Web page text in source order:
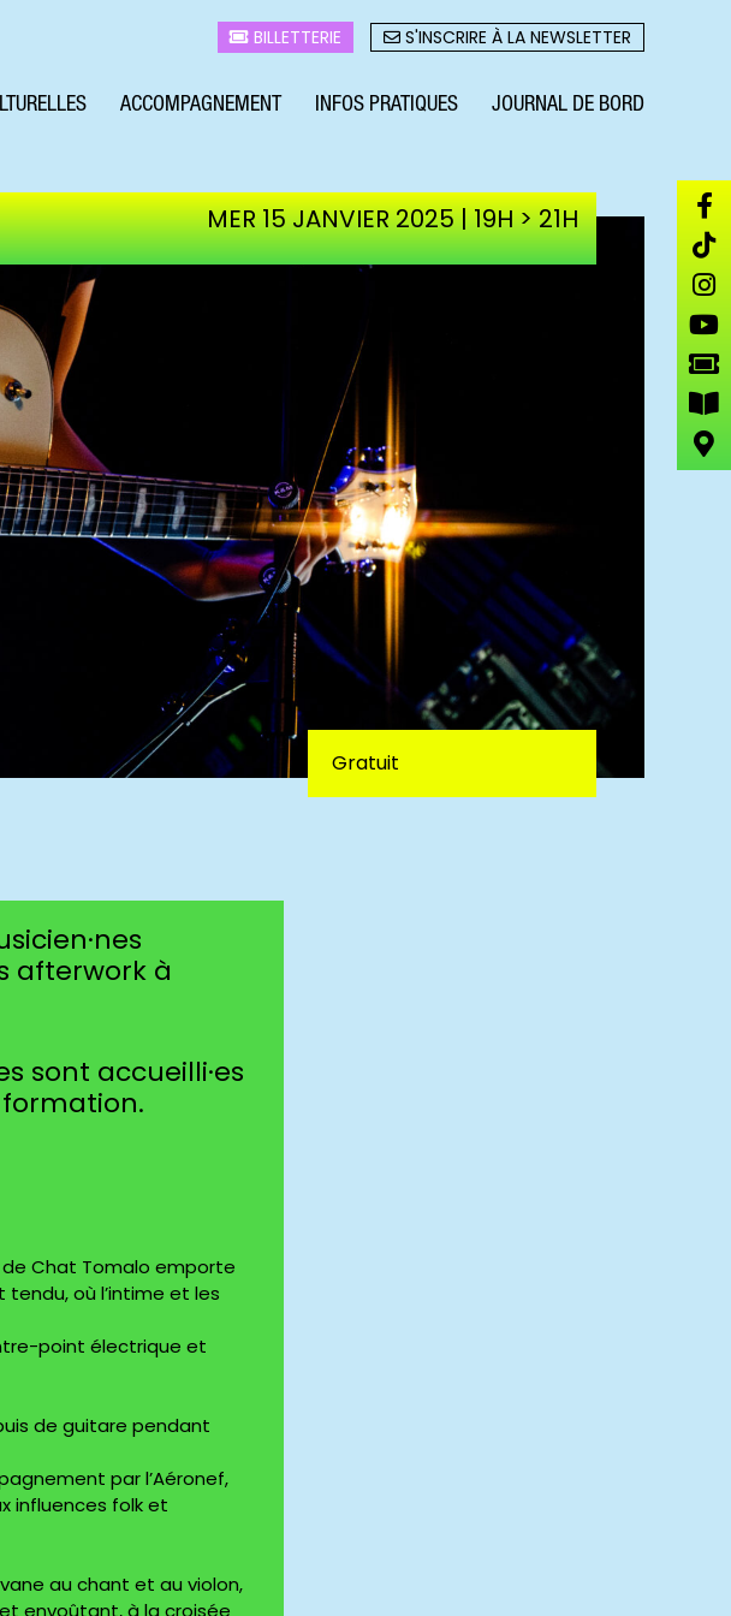
BILLETTERIE S'INSCRIRE À LA NEWSLETTER
ACCOMPAGNEMENT INFOS PRATIQUES JOURNAL DE BORD
MER 15 JANVIER 2025 | 19H > 21H
Gratuit
afterwork à
sont accueilli·es
Chat Tomalo emporte
où l’intime et les
point électrique et
de guitare pendant
par l’Aéronef,
influences folk et
au chant et au violon,
envoûtant, à la croisée